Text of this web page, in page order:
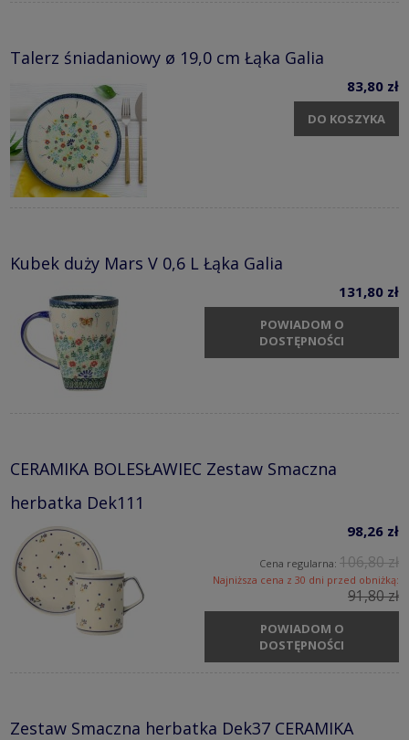
Talerz śniadaniowy ø 19,0 cm Łąka Galia
83,80 zł
DO KOSZYKA
Kubek duży Mars V 0,6 L Łąka Galia
131,80 zł
POWIADOM O
DOSTĘPNOŚCI
CERAMIKA BOLESŁAWIEC Zestaw Smaczna
herbatka Dek111
98,26 zł
Cena regularna: 106,80 zł
Najniższa cena z 30 dni przed obniżką:
91,80 zł
POWIADOM O
DOSTĘPNOŚCI
Zestaw Smaczna herbatka Dek37 CERAMIKA